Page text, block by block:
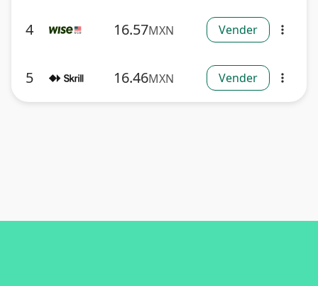
4 16.57MXN Vender more_vert
5 16.46MXN Vender more_vert